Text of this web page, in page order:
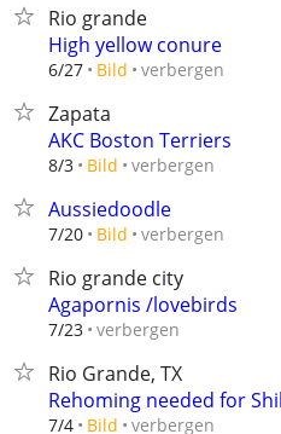
Rio grande
High yellow conure
6/27 Bild verbergen
Zapata
AKC Boston Terriers
8/3 Bild verbergen
Aussiedoodle
7/20 Bild verbergen
Rio grande city
Agapornis /lovebirds
7/23 verbergen
Rio Grande, TX
Rehoming needed for
7/4 Bild verbergen